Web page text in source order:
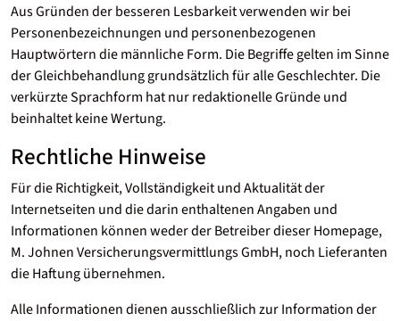
Aus Gründen der besseren Lesbarkeit verwenden wir bei
Personenbezeichnungen und personenbezogenen
Hauptwörtern die männliche Form. Die Begriffe gelten im Sinne
der Gleichbehandlung grundsätzlich für alle Geschlechter. Die
verkürzte Sprachform hat nur redaktionelle Gründe und
beinhaltet keine Wertung.
Rechtliche Hinweise
Für die Richtigkeit, Vollständigkeit und Aktualität der
Internetseiten und die darin enthaltenen Angaben und
Informationen können weder der Betreiber dieser Homepage,
M. Johnen Versicherungsvermittlungs GmbH, noch Lieferanten
die Haftung übernehmen.
Alle Informationen dienen ausschließlich zur Information der